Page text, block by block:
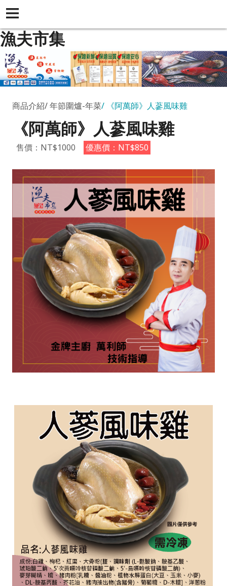
漁夫市集
商品介紹 年節圍爐-年菜 《阿萬師》人蔘風味雞
《阿萬師》人蔘風味雞
售價：NT$1000 優惠價：NT$850